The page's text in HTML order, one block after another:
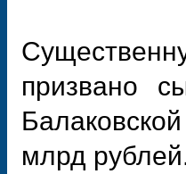
призвано
млрд